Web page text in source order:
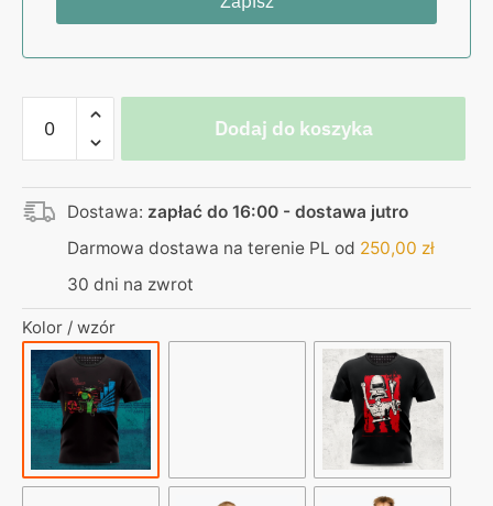
Koszulka
czarna
–
z
piękniejszy
Dodaj do koszyka
Dostawa: zapłać do 16:00 - dostawa jutro
Darmowa dostawa na terenie PL od 250,00 zł
30 dni na zwrot
Kolor / wzór